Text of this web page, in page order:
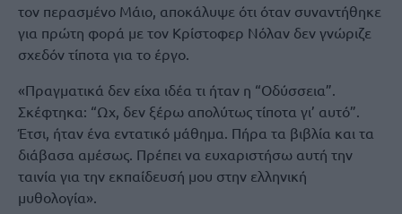
τον περασμένο Μάιο, αποκάλυψε ότι όταν συναντήθηκε
για πρώτη φορά με τον Κρίστοφερ Νόλαν δεν γνώριζε
σχεδόν τίποτα για το έργο.
«Πραγματικά δεν είχα ιδέα τι ήταν η “Οδύσσεια”.
Σκέφτηκα: “Ωχ, δεν ξέρω απολύτως τίποτα γι’ αυτό”.
Έτσι, ήταν ένα εντατικό μάθημα. Πήρα τα βιβλία και τα
διάβασα αμέσως. Πρέπει να ευχαριστήσω αυτή την
ταινία για την εκπαίδευσή μου στην ελληνική
μυθολογία».